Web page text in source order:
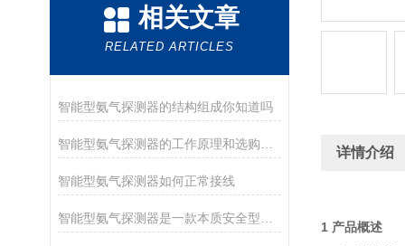
相关文章
RELATED ARTICLES
智能型氨气探测器的结构组成你知道吗
智能型氨气探测器如何正常接线
详情介绍
1 产品概述